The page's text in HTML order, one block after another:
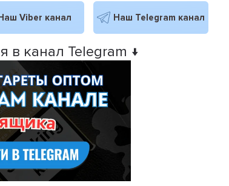
Viber канал Наш Telegram канал
в канал Telegram ↓